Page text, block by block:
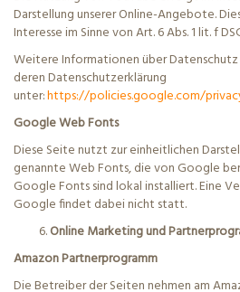
Darstellung unserer Online-Angebote.
Interesse im Sinne von Art. 6 Abs. 1lit. f
Weitere Informationen über
deren Datenschutzerklärung
unter:https://policies.google.com/
Google Web Fonts
Diese Seite nutzt zur einheitlichen
genannte Web Fonts, die von Google
Google Fonts sind lokal installiert. Eine
Google findet dabei nicht statt.
Online Marketing und
Amazon Partnerprogramm
Die Betreiber der Seiten nehmen am